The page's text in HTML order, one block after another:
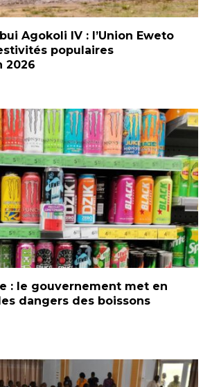
Agokoli IV : l’Union Eweto
populaires
2026
: le gouvernement met en
dangers des boissons